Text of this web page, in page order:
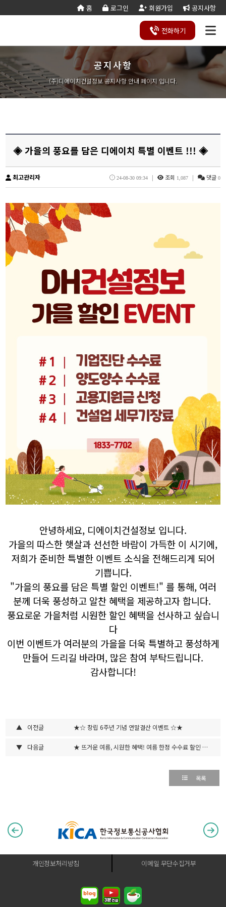
홈 로그인 회원가입 공지사항
전화하기
소개
사업
영역
조직
도
오시
는
길
종
합
건
설
업
업
토목건축
공사업
산업ㆍ환
경설비공
업
전문건설업
지반조성·포
장공사업
실내건축공
사업
도장·습식·방 조경식재·시
비공사업
사업
철강구조물공
사업
수중·준설공
사업
공사업
시설물유지
관리업(폐
기계설비·가
스공사업
가스·난방공
사업
금속·창호·지
붕
건축물조립공
사업
기타공
사업
전기공사업 정보통신
공사업
업자
발업
나무병원
석면해제
제거업
산림사업법
인
에너지절
약전문기
업
지관리업
안전점검전
문기관
(문화재수
리업)
지하수개발
업
기계설비
업
등
록
절
차
담
하
양도
양수
리스
트
양도
양수
절차
기업
진단
공
제
조
합
실
태
조
사
기
재
사
항
경
공
능
력
가
기
업
합
연말
결
산/
잔고
건설
법
법령
서식
법령
관계
서식
건설
업등
록서
식
법시
행규
칙
서식
건설
공무
서식
실질
자본
금
계산
기
세무
계산
기
공지사항
(주)디에이치건설정보 공지사항 안내 페이지 입니다.
◈ 가을의 풍요를 담은 디에이치 특별 이벤트 !!! ◈
최고관리자 24-08-30 09:34 | 조회 1,087 | 댓글 0
안녕하세요, 디에이치건설정보 입니다.
가을의 따스한 햇살과 선선한 바람이 가득한 이 시기에,
저희가 준비한 특별한 이벤트 소식을 전해드리게 되어
기쁩니다.
"가을의 풍요를 담은 특별 할인 이벤트!" 를 통해, 여러
분께 더욱 풍성하고 알찬 혜택을 제공하고자 합니다.
풍요로운 가을처럼 시원한 할인 혜택을 선사하고 싶습니
다
이번 이벤트가 여러분의 가을을 더욱 특별하고 풍성하게
만들어 드리길 바라며, 많은 참여 부탁드립니다.
감사합니다!
▲ 이전글 ★☆ 창립 6주년 기념 연말결산 이벤트 ☆★
▼ 다음글 ★ 뜨거운 여름, 시원한 혜택! 여름 한정 수수료 할인 이벤트 ★
목록
개인정보처리방침 이메일 무단수집거부